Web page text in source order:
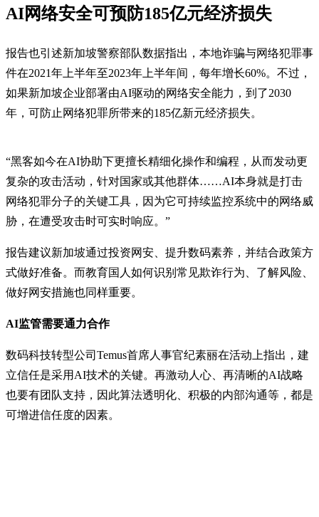
AI网络安全可预防185亿元经济损失
报告也引述新加坡警察部队数据指出，本地诈骗与网络犯罪事
件在2021年上半年至2023年上半年间，每年增长60%。不过，
如果新加坡企业部署由AI驱动的网络安全能力，到了2030
年，可防止网络犯罪所带来的185亿新元经济损失。
“黑客如今在AI协助下更擅长精细化操作和编程，从而发动更
复杂的攻击活动，针对国家或其他群体……AI本身就是打击
网络犯罪分子的关键工具，因为它可持续监控系统中的网络威
胁，在遭受攻击时可实时响应。”
报告建议新加坡通过投资网安、提升数码素养，并结合政策方
式做好准备。而教育国人如何识别常见欺诈行为、了解风险、
做好网安措施也同样重要。
AI监管需要通力合作
数码科技转型公司Temus首席人事官纪素丽在活动上指出，建
立信任是采用AI技术的关键。再激动人心、再清晰的AI战略
也要有团队支持，因此算法透明化、积极的内部沟通等，都是
可增进信任度的因素。